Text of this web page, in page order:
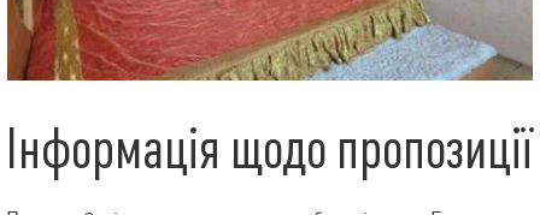
Інформація щодо пропозиції